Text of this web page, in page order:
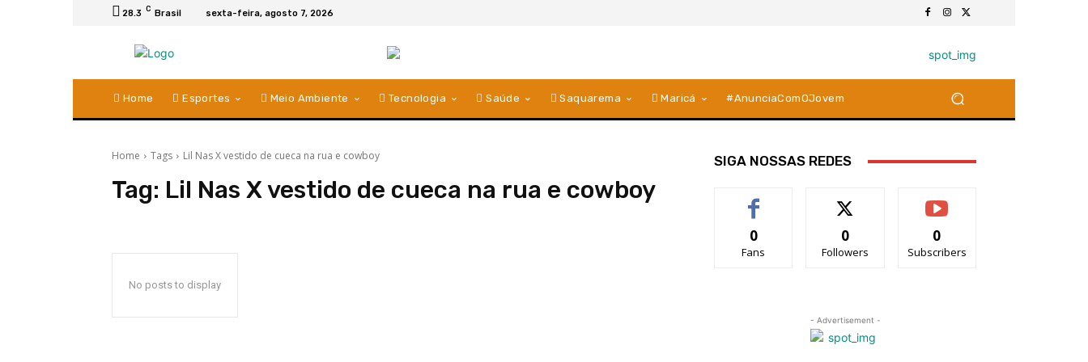
28.3 C Brasil sexta-feira, agosto 7, 2026
Home Esportes Meio Ambiente Tecnologia Saúde Saquarema Maricá #AnunciaComOJovem
Home Tags Lil Nas X vestido de cueca na rua e cowboy
Tag: Lil Nas X vestido de cueca na rua e cowboy
No posts to display
SIGA NOSSAS REDES
0
Fans
0
Followers
0
Subscribers
- Advertisement -